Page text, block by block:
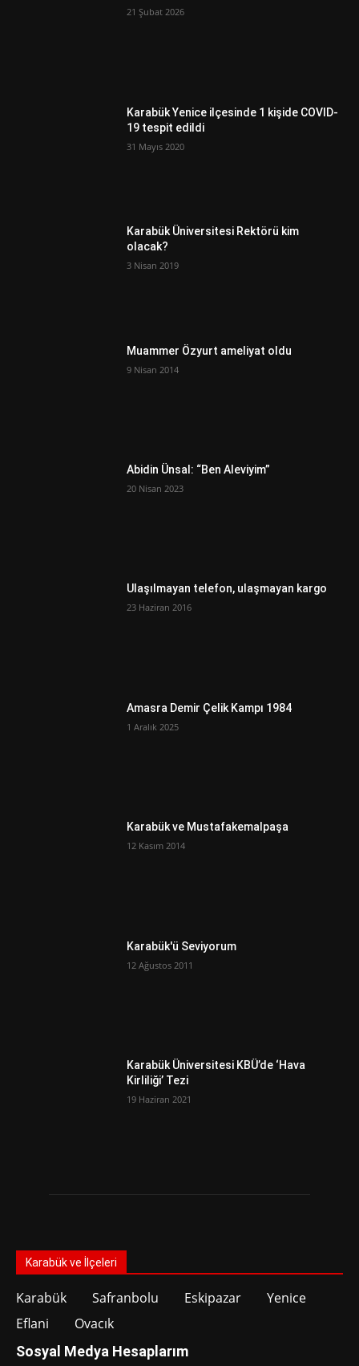
21 Şubat 2026
Karabük Yenice ilçesinde 1 kişide COVID-
19 tespit edildi
31 Mayıs 2020
Karabük Üniversitesi Rektörü kim
olacak?
3 Nisan 2019
Muammer Özyurt ameliyat oldu
9 Nisan 2014
Abidin Ünsal: “Ben Aleviyim”
20 Nisan 2023
Ulaşılmayan telefon, ulaşmayan kargo
23 Haziran 2016
Amasra Demir Çelik Kampı 1984
1 Aralık 2025
Karabük ve Mustafakemalpaşa
12 Kasım 2014
Karabük'ü Seviyorum
12 Ağustos 2011
Karabük Üniversitesi KBÜ’de ‘Hava
Kirliliği’ Tezi
19 Haziran 2021
Karabük ve İlçeleri
Karabük Safranbolu Eskipazar
Yenice
Eflani
Ovacık
Sosyal Medya Hesaplarım